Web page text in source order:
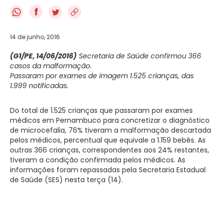
f
14 de junho, 2016
(G1/PE, 14/06/2016) Secretaria de Saúde confirmou 366
casos da malformação.
Passaram por exames de imagem 1.525 crianças, das
1.999 notificadas.
Do total de 1.525 crianças que passaram por exames
médicos em Pernambuco para concretizar o diagnóstico
de microcefalia, 76% tiveram a malformação descartada
pelos médicos, percentual que equivale a 1.159 bebês. As
outras 366 crianças, correspondentes aos 24% restantes,
tiveram a condição confirmada pelos médicos. As
informações foram repassadas pela Secretaria Estadual
de Saúde (SES) nesta terça (14).